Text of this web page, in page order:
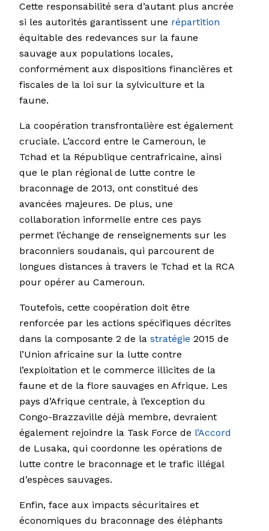
Cette responsabilité sera d’autant plus ancrée
si les autorités garantissent une répartition
équitable des redevances sur la faune
sauvage aux populations locales,
conformément aux dispositions financières et
fiscales de la loi sur la sylviculture et la
faune.
La coopération transfrontalière est également
cruciale. L’accord entre le Cameroun, le
Tchad et la République centrafricaine, ainsi
que le plan régional de lutte contre le
braconnage de 2013, ont constitué des
avancées majeures. De plus, une
collaboration informelle entre ces pays
permet l’échange de renseignements sur les
braconniers soudanais, qui parcourent de
longues distances à travers le Tchad et la RCA
pour opérer au Cameroun.
Toutefois, cette coopération doit être
renforcée par les actions spécifiques décrites
dans la composante 2 de la stratégie 2015 de
l’Union africaine sur la lutte contre
l’exploitation et le commerce illicites de la
faune et de la flore sauvages en Afrique. Les
pays d’Afrique centrale, à l’exception du
Congo-Brazzaville déjà membre, devraient
également rejoindre la Task Force de l’Accord
de Lusaka, qui coordonne les opérations de
lutte contre le braconnage et le trafic illégal
d’espèces sauvages.
Enfin, face aux impacts sécuritaires et
économiques du braconnage des éléphants